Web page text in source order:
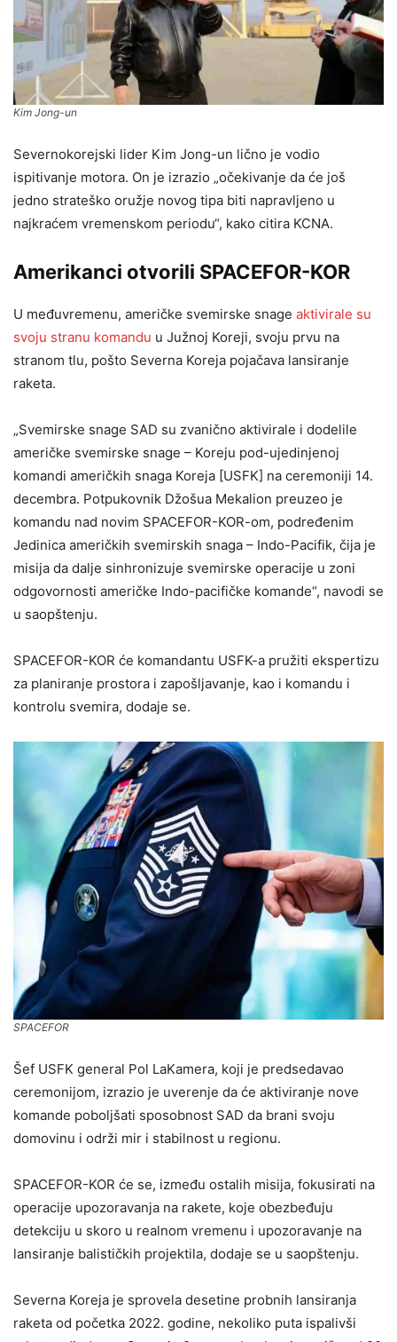
Kim Jong-un
Severnokorejski lider Kim Jong-un lično je vodio
ispitivanje motora. On je izrazio „očekivanje da će još
jedno strateško oružje novog tipa biti napravljeno u
najkraćem vremenskom periodu“, kako citira KCNA.
Amerikanci otvorili SPACEFOR-KOR
U međuvremenu, američke svemirske snage aktivirale su
svoju stranu komandu u Južnoj Koreji, svoju prvu na
stranom tlu, pošto Severna Koreja pojačava lansiranje
raketa.
„Svemirske snage SAD su zvanično aktivirale i dodelile
američke svemirske snage – Koreju pod-ujedinjenoj
komandi američkih snaga Koreja [USFK] na ceremoniji 14.
decembra. Potpukovnik Džošua Mekalion preuzeo je
komandu nad novim SPACEFOR-KOR-om, podređenim
Jedinica američkih svemirskih snaga – Indo-Pacifik, čija je
misija da dalje sinhronizuje svemirske operacije u zoni
odgovornosti američke Indo-pacifičke komande“, navodi se
u saopštenju.
SPACEFOR-KOR će komandantu USFK-a pružiti ekspertizu
za planiranje prostora i zapošljavanje, kao i komandu i
kontrolu svemira, dodaje se.
SPACEFOR
Šef USFK general Pol LaKamera, koji je predsedavao
ceremonijom, izrazio je uverenje da će aktiviranje nove
komande poboljšati sposobnost SAD da brani svoju
domovinu i održi mir i stabilnost u regionu.
SPACEFOR-KOR će se, između ostalih misija, fokusirati na
operacije upozoravanja na rakete, koje obezbeđuju
detekciju u skoro u realnom vremenu i upozoravanje na
lansiranje balističkih projektila, dodaje se u saopštenju.
Severna Koreja je sprovela desetine probnih lansiranja
raketa od početka 2022. godine, nekoliko puta ispalivši